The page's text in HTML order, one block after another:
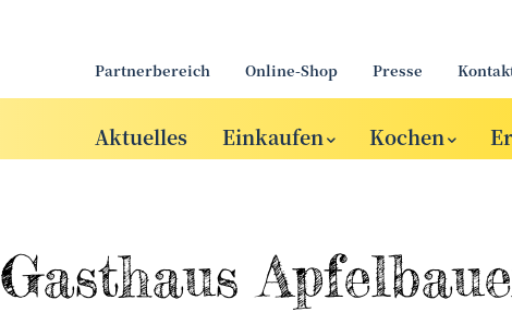
Partnerbereich Online-Shop Presse
Aktuelles Einkaufen Kochen
Gasthaus